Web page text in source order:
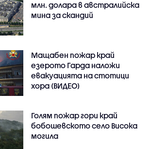
млн. долара в австралийска
мина за скандий
Мащабен пожар край
езерото Гарда наложи
евакуацията на стотици
хора (ВИДЕО)
Голям пожар гори край
бобошевското село Висока
могила